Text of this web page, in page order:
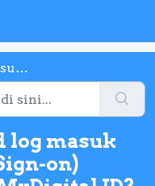
ko...
log masuk
on)